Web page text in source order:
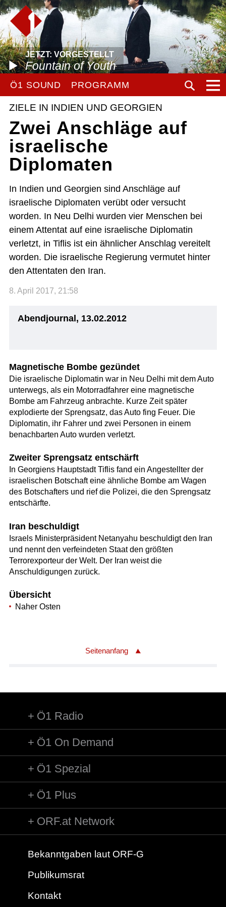
JETZT: VORGESTELLT
Fountain of Youth
Ö1 SOUND PROGRAMM
ZIELE IN INDIEN UND GEORGIEN
Zwei Anschläge auf
israelische
Diplomaten
In Indien und Georgien sind Anschläge auf
israelische Diplomaten verübt oder versucht
worden. In Neu Delhi wurden vier Menschen bei
einem Attentat auf eine israelische Diplomatin
verletzt, in Tiflis ist ein ähnlicher Anschlag vereitelt
worden. Die israelische Regierung vermutet hinter
den Attentaten den Iran.
8. April 2017, 21:58
Abendjournal, 13.02.2012
Magnetische Bombe gezündet
Die israelische Diplomatin war in Neu Delhi mit dem Auto
unterwegs, als ein Motorradfahrer eine magnetische
Bombe am Fahrzeug anbrachte. Kurze Zeit später
explodierte der Sprengsatz, das Auto fing Feuer. Die
Diplomatin, ihr Fahrer und zwei Personen in einem
benachbarten Auto wurden verletzt.
Zweiter Sprengsatz entschärft
In Georgiens Hauptstadt Tiflis fand ein Angestellter der
israelischen Botschaft eine ähnliche Bombe am Wagen
des Botschafters und rief die Polizei, die den Sprengsatz
entschärfte.
Iran beschuldigt
Israels Ministerpräsident Netanyahu beschuldigt den Iran
und nennt den verfeindeten Staat den größten
Terrorexporteur der Welt. Der Iran weist die
Anschuldigungen zurück.
Übersicht
Naher Osten
Seitenanfang
Ö1 Radio
Ö1 On Demand
Ö1 Spezial
Ö1 Plus
ORF.at Network
Bekanntgaben laut ORF-G
Publikumsrat
Kontakt